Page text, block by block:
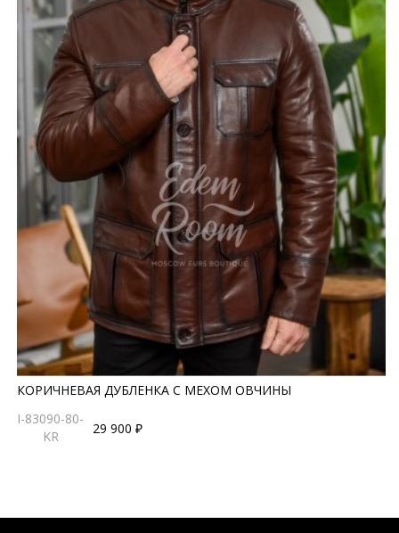
КОРИЧНЕВАЯ ДУБЛЕНКА С МЕХОМ ОВЧИНЫ
I-83090-80-
KR
29 900 ₽